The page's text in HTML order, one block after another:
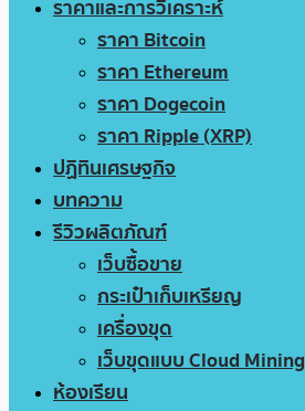
ราคาและการวิเคราะห์
ราคา Bitcoin
ราคา Ethereum
ราคา Dogecoin
ราคา Ripple (XRP)
ปฏิทินเศรษฐกิจ
บทความ
รีวิวผลิตภัณฑ์
เว็บซื้อขาย
กระเป๋าเก็บเหรียญ
เครื่องขุด
เว็บขุดแบบ Cloud Mining
ห้องเรียน